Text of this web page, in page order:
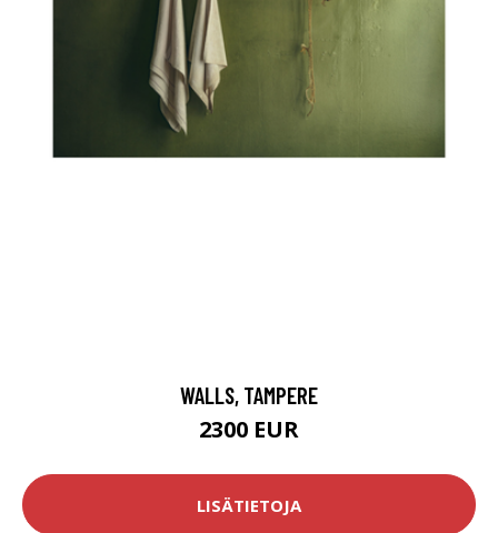
WALLS, TAMPERE
2300 EUR
LISÄTIETOJA